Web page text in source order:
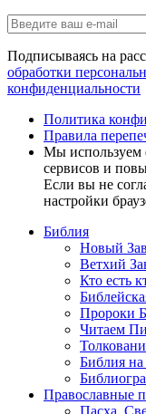
Подписываясь на
обработки
конфиденциальности
Политика
Правила
Мы используем
сервисов и
Если вы не
настройки
Библия
Новый
Ветхий
Кто есть
Пророки
Читаем
Библия на
Православные